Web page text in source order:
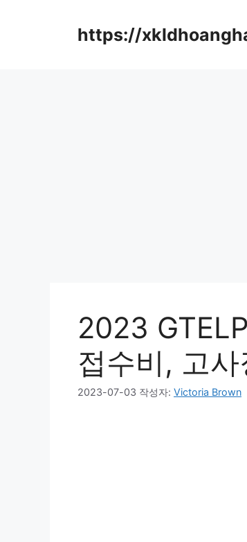
https://
2023
접수비, 고
2023-07-03 작성자: Victoria Brown